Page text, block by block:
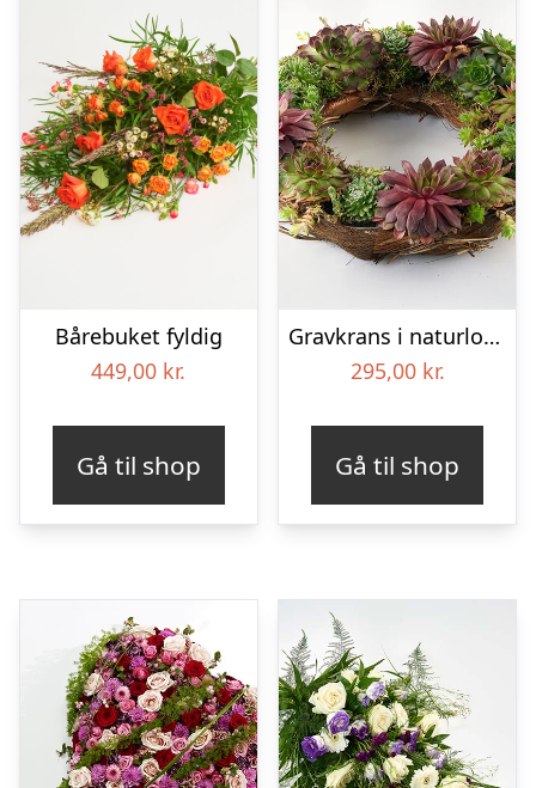
Bårebuket fyldig
449,00 kr.
Gå til shop
Gravkrans i naturlook – Blomster til begravelse
295,00 kr.
Gå til shop